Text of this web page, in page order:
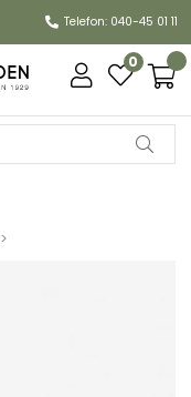
Telefon: 040-45 01 11
0
>